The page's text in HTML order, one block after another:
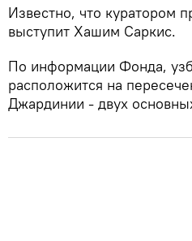
Известно, что куратором
выступит Хашим Саркис.
По информации Фонда,
расположится на
Джардинии - двух